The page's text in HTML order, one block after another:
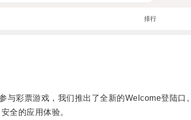
排行
彩票游戏，我们推出了全新的Welcome登陆口。
全的应用体验。